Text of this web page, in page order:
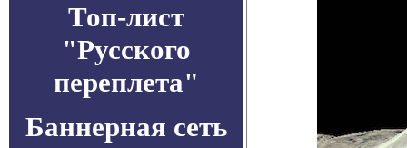
Топ-лист
"Русского
переплета"
Баннерная сеть